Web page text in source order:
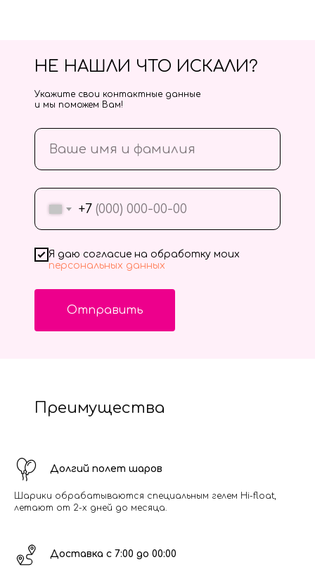
+7
Я даю согласие на обработку моих
персональных данных
Отправить
НЕ НАШЛИ ЧТО ИСКАЛИ?
Укажите свои контактные данные
и мы поможем Вам!
Преимущества
Долгий полет шаров
Шарики обрабатываются специальным гелем Hi-float,
летают от 2-х дней до месяца.
Доставка с 7:00 до 00:00